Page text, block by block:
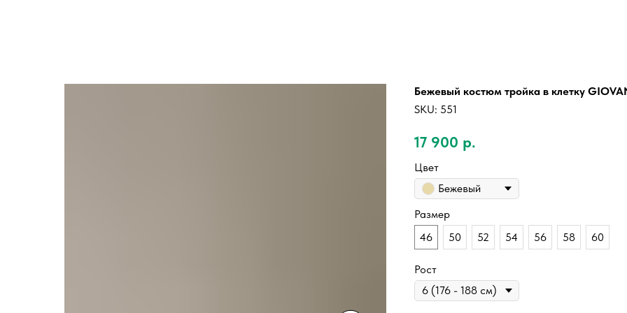
Бежевый костюм тройка в клетку
SKU: 551
17 900 р.
Цвет
Бежевый
Размер
46
50 52 54 56 58 60
Рост